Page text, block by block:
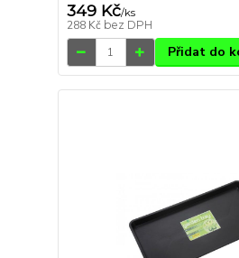
349 Kč/ks
288 Kč bez DPH
Přidat do